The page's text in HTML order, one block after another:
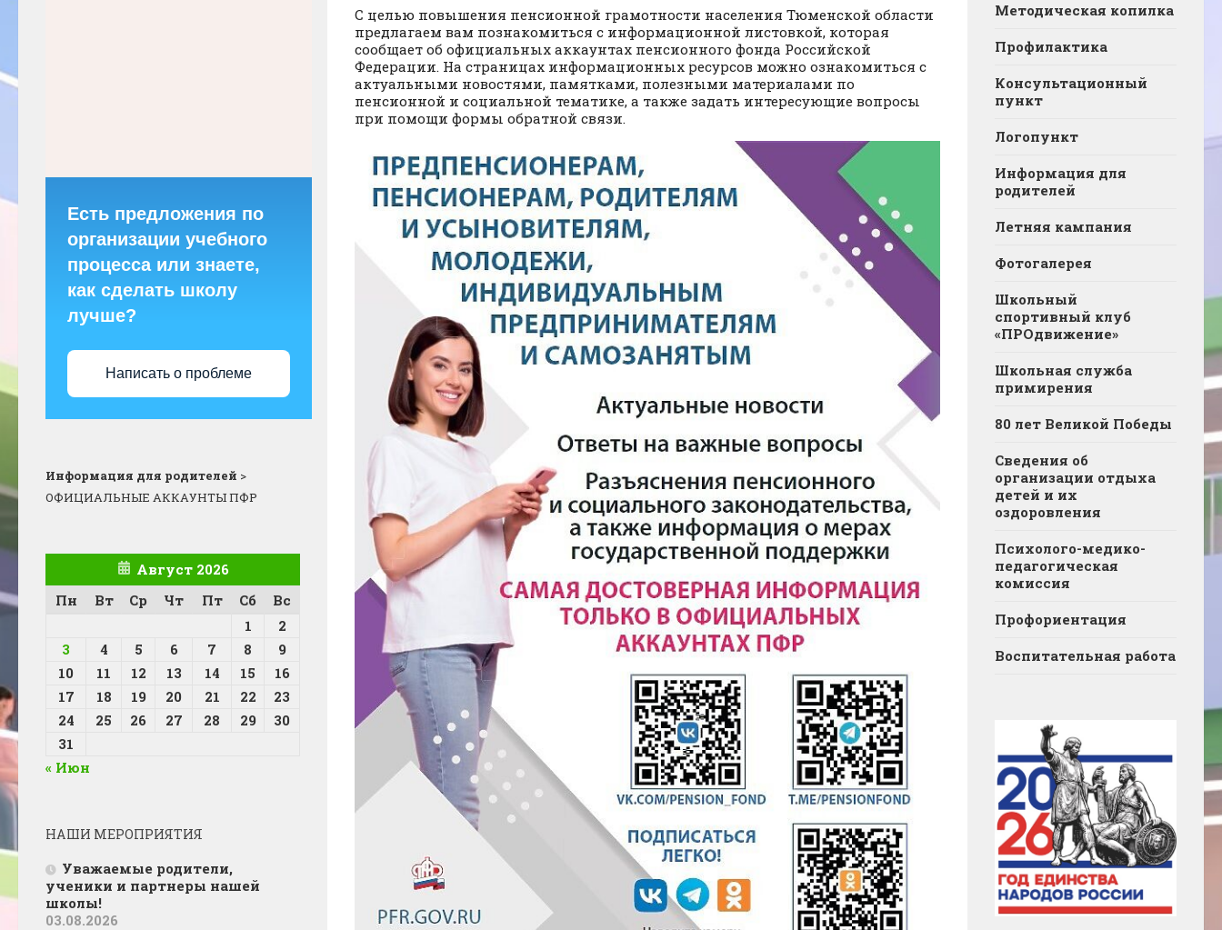
С целью повышения пенсионной грамотности населения Тюменской области
предлагаем вам познакомиться с информационной листовкой, которая
сообщает об официальных аккаунтах пенсионного фонда Российской
Федерации. На страницах информационных ресурсов можно ознакомиться с
актуальными новостями, памятками, полезными материалами по
пенсионной и социальной тематике, а также задать интересующие вопросы
при помощи формы обратной связи.
Есть предложения по
организации учебного
процесса или знаете,
как сделать школу
лучше?
Написать о проблеме
Информация для родителей >
ОФИЦИАЛЬНЫЕ АККАУНТЫ ПФР
Август 2026
Пн
Вт Ср Чт Пт Сб
Вс
1
2
3
4 5 6 7 8
9
10
11 12 13 14 15
16
17
18 19 20 21 22
23
24
25 26 27 28 29
30
31
« Июн
НАШИ МЕРОПРИЯТИЯ
Уважаемые родители,
ученики и партнеры нашей
школы!
03.08.2026
Методическая копилка
Профилактика
Консультационный
пункт
Логопункт
Информация для
родителей
Летняя кампания
Фотогалерея
Школьный
спортивный клуб
«ПРОдвижение»
Школьная служба
примирения
80 лет Великой Победы
Сведения об
организации отдыха
детей и их
оздоровления
Психолого-медико-
педагогическая
комиссия
Профориентация
Воспитательная работа